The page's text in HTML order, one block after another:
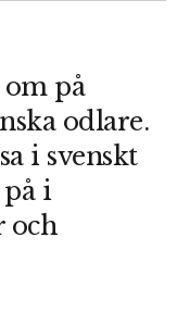
på
odlare.
i svenskt
i
och